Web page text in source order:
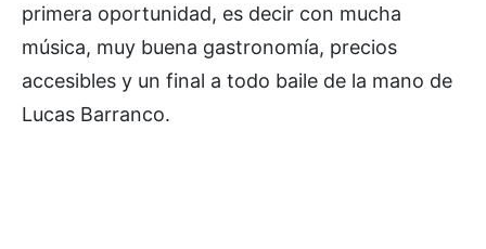
primera oportunidad, es decir con mucha
música, muy buena gastronomía, precios
accesibles y un final a todo baile de la mano de
Lucas Barranco.